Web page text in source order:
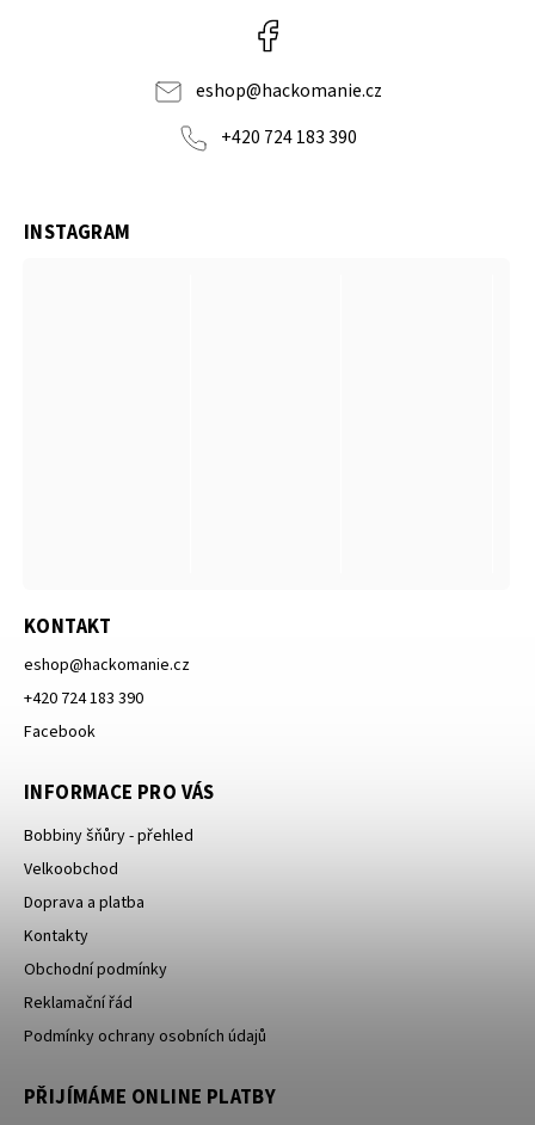
eshop@hackomanie.cz
+420 724 183 390
KONTAKT
eshop@hackomanie.cz
+420 724 183 390
Facebook
INFORMACE PRO VÁS
Bobbiny šňůry - přehled
Velkoobchod
Doprava a platba
Kontakty
Obchodní podmínky
Reklamační řád
Podmínky ochrany osobních údajů
PŘIJÍMÁME ONLINE PLATBY
INSTAGRAM